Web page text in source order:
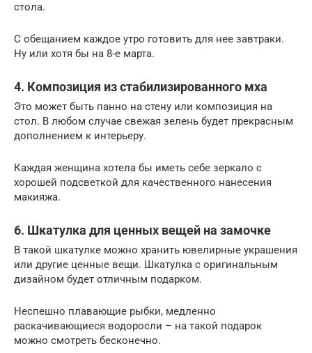
стола.
С обещанием каждое утро готовить для нее завтраки.
Ну или хотя бы на 8-е марта.
4. Композиция из стабилизированного мха
Это может быть панно на стену или композиция на
стол. В любом случае свежая зелень будет прекрасным
дополнением к интерьеру.
Каждая женщина хотела бы иметь себе зеркало с
хорошей подсветкой для качественного нанесения
макияжа.
6. Шкатулка для ценных вещей на замочке
В такой шкатулке можно хранить ювелирные украшения
или другие ценные вещи. Шкатулка с оригинальным
дизайном будет отличным подарком.
Неспешно плавающие рыбки, медленно
раскачивающиеся водоросли – на такой подарок
можно смотреть бесконечно.